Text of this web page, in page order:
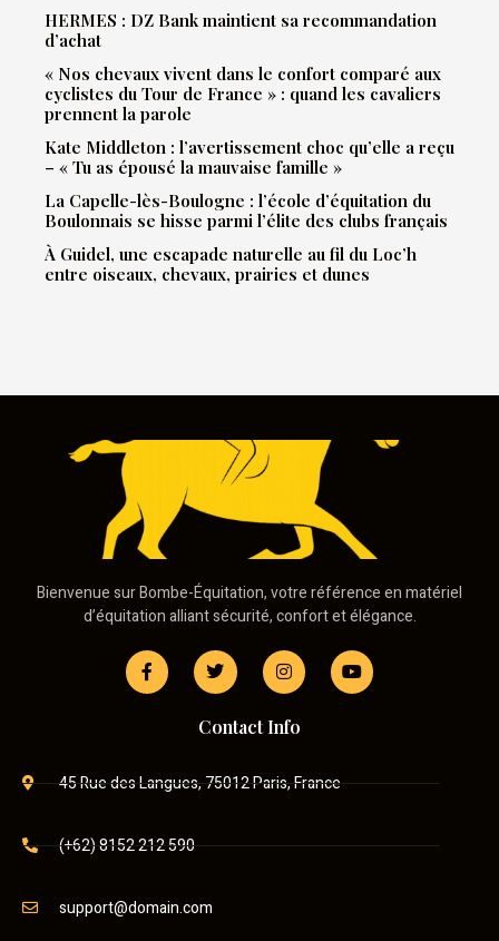
HERMES : DZ Bank maintient sa recommandation
d’achat
« Nos chevaux vivent dans le confort comparé aux
cyclistes du Tour de France » : quand les cavaliers
prennent la parole
Kate Middleton : l’avertissement choc qu’elle a reçu
– « Tu as épousé la mauvaise famille »
La Capelle-lès-Boulogne : l’école d’équitation du
Boulonnais se hisse parmi l’élite des clubs français
À Guidel, une escapade naturelle au fil du Loc’h
entre oiseaux, chevaux, prairies et dunes
Bienvenue sur Bombe-Équitation, votre référence en matériel
d’équitation alliant sécurité, confort et élégance.
Contact Info
45 Rue des Langues, 75012 Paris, France
(+62) 8152 212 590
support@domain.com